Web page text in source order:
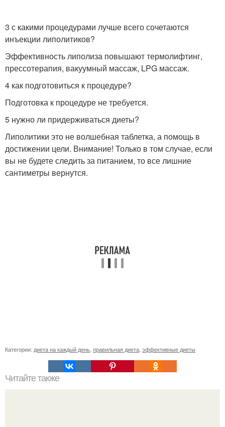
3 с какими процедурами лучше всего сочетаются
инъекции липолитиков?
Эффективность липолиза повышают термолифтинг,
прессотерапия, вакуумный массаж, LPG массаж.
4 как подготовиться к процедуре?
Подготовка к процедуре не требуется.
5 нужно ли придерживаться диеты?
Липолитики это не волшебная таблетка, а помощь в
достижении цели. Внимание! Только в том случае, если
вы не будете следить за питанием, то все лишние
сантиметры вернутся.
Категории: диета на каждый день правильная диета эффективные диеты
Читайте также